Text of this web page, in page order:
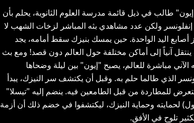
طالب في ذيل قائمة مدرسة العلوم الثانوية، يحلم بأن
ولكن عدد مشاهدي بثه المباشر لزخات الشهب لا
أصابع اليد الواحدة. حين يمسك بنيزك سقط أمامه، يجد
آنياً إلى أماكن مختلفة حول العالم دون قصد! ومع بث
الآني مباشرة للعالم، يصبح "إيون" بين ليلة وضحاها
الذي طالما حلم به. وقبل أن يكتشف سر النيزك، يبدأ
للمطاردة من قبل الطامعين فيه. ينضم إليه "تيسلا"
لحمايته وحماية النيزك، ليكتشفوا في خضم ذلك أن أزمة
تلوح في الأفق.